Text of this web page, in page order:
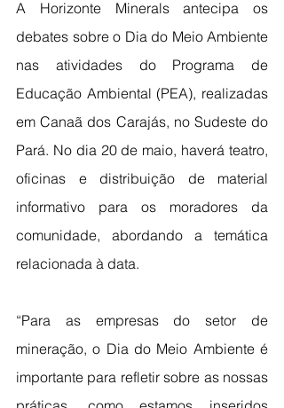
A Horizonte Minerals antecipa os
debates sobre o Dia do Meio Ambiente
nas atividades do Programa de
Educação Ambiental (PEA), realizadas
em Canaã dos Carajás, no Sudeste do
Pará. No dia 20 de maio, haverá teatro,
oficinas e distribuição de material
informativo para os moradores da
comunidade, abordando a temática
relacionada à data.
“Para as empresas do setor de
mineração, o Dia do Meio Ambiente é
importante para refletir sobre as nossas